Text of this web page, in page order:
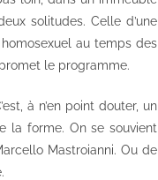
solitudes. Celle d’une
au temps des
promet le programme.
à n’en point douter, un
la forme. On se souvient
Mastroianni. Ou de